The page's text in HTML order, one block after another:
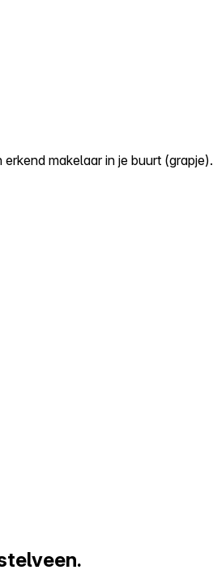
erkend makelaar in je buurt (grapje).